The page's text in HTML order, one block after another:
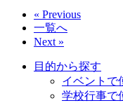
« Previous
一覧へ
Next »
目的から探す
イベントで
学校行事で